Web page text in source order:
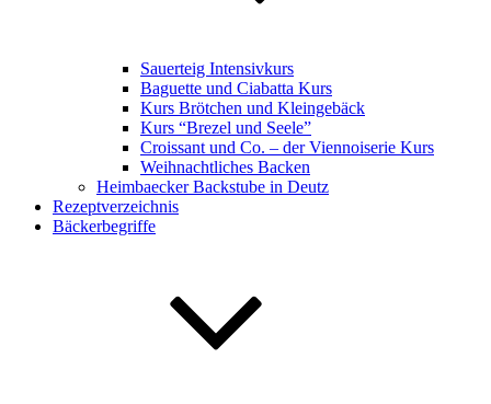
Sauerteig Intensivkurs
Baguette und Ciabatta Kurs
Kurs Brötchen und Kleingebäck
Kurs “Brezel und Seele”
Croissant und Co. – der Viennoiserie Kurs
Weihnachtliches Backen
Heimbaecker Backstube in Deutz
Rezeptverzeichnis
Bäckerbegriffe